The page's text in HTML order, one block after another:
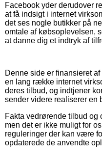
Facebook yder derudover
at få indsigt i internet
det ses nogle butikker på
omtale af købsoplevelsen,
at danne dig et indtryk af
Denne side er finansieret
en lang række internet
deres tilbud, og indtjener
sender videre realiserer en
Fakta vedrørende tilbud
men det er ikke muligt for
reguleringer der kan være
opdaterede de anvendte